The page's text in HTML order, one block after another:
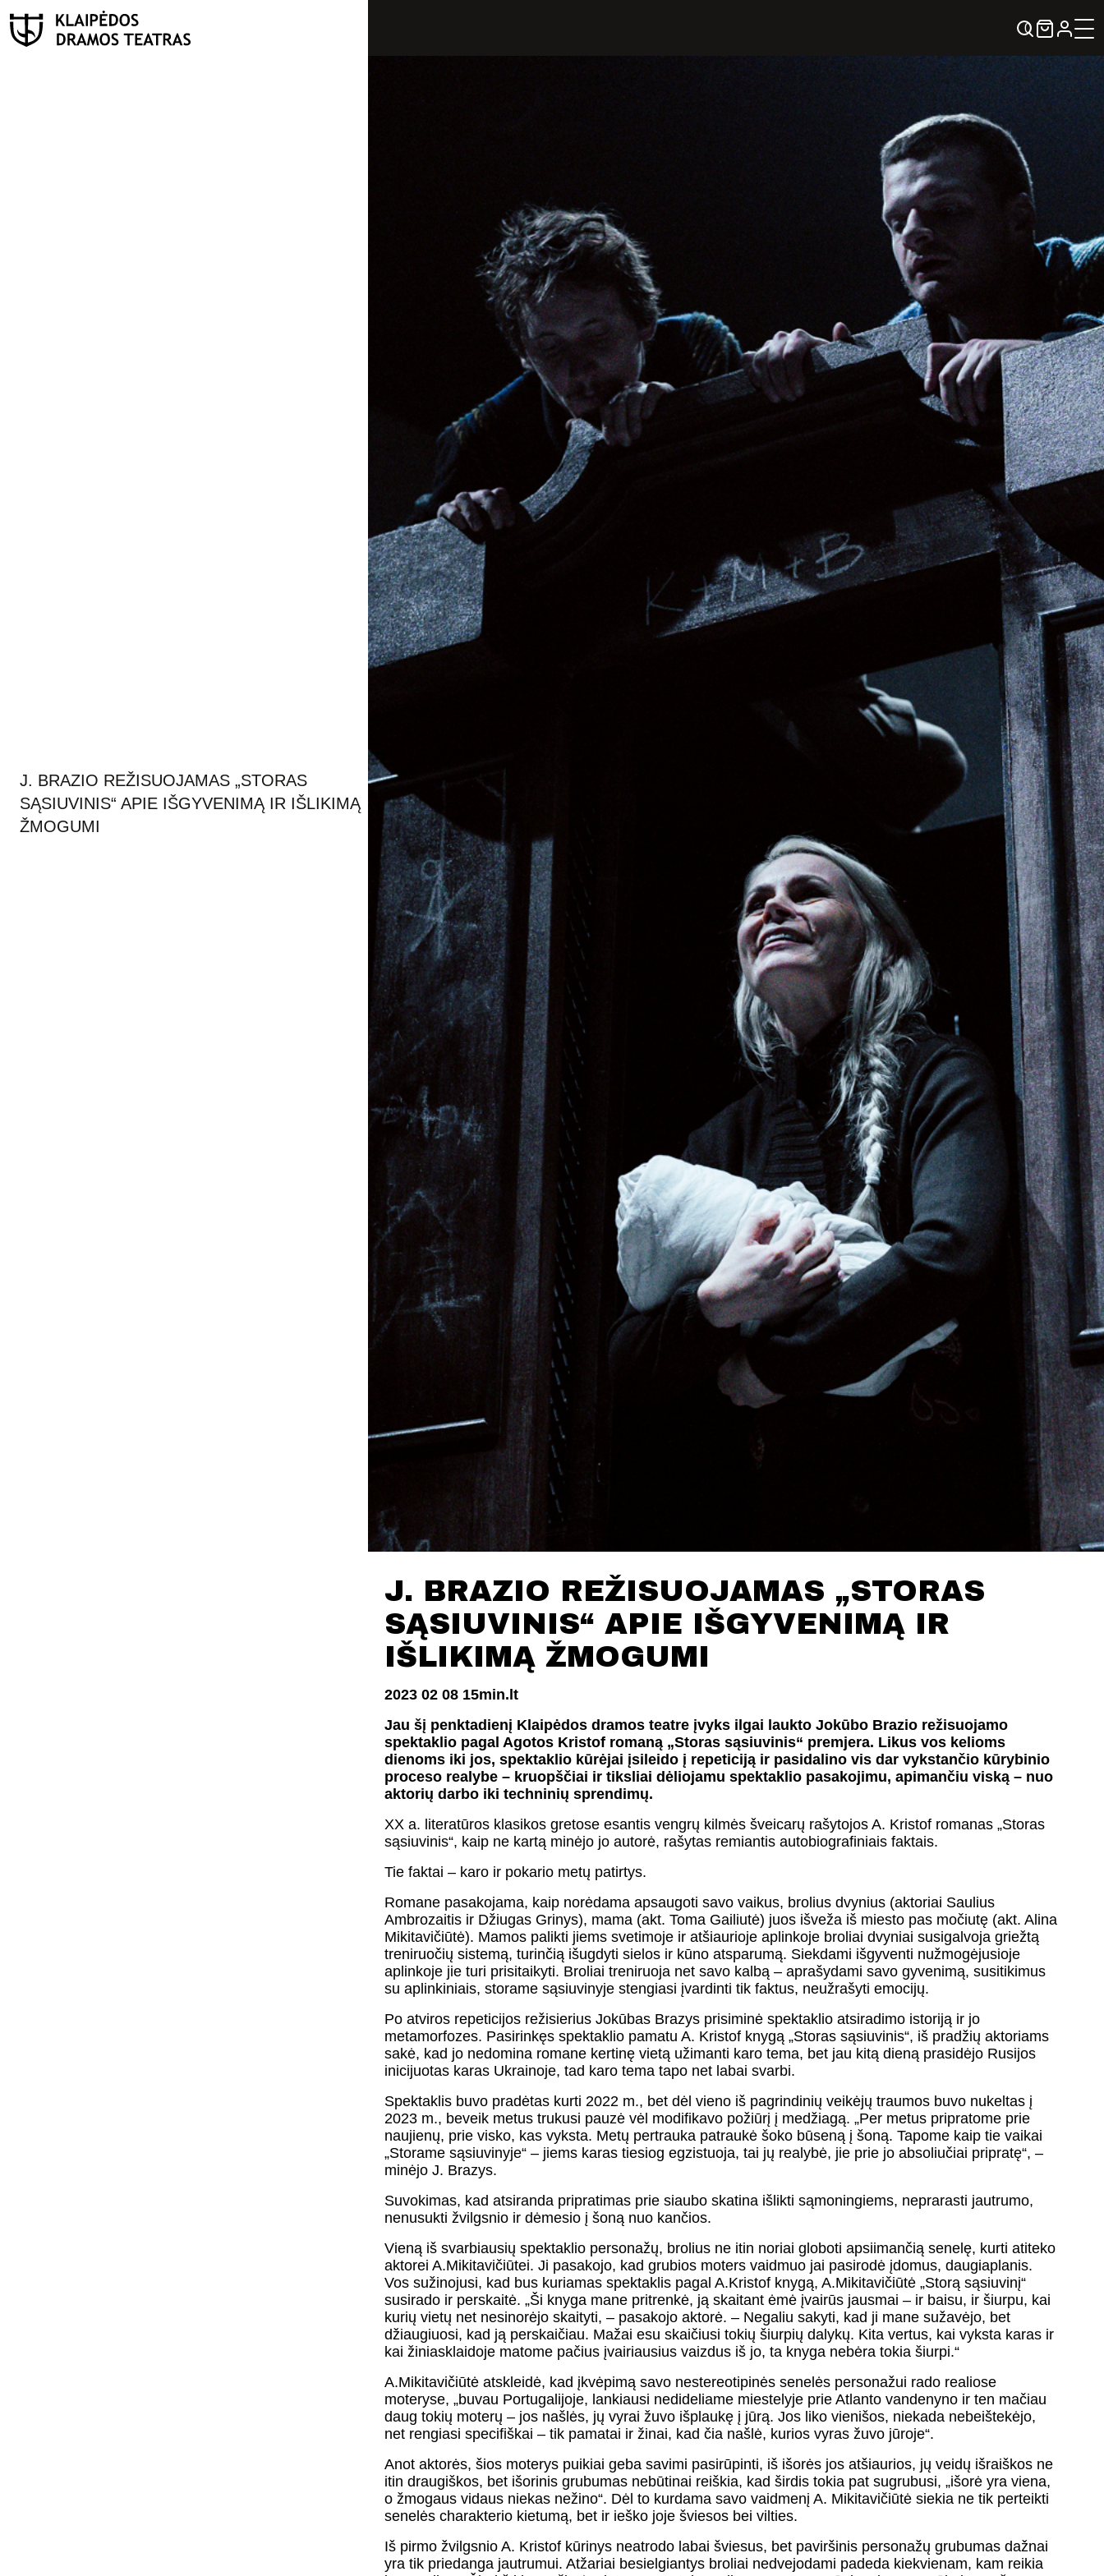
0
KREPŠELIS
DOVANŲ KUPONAS
BILIETAI IR NUOLAIDOS
INFORMACIJA ASMENIMS SU
KAVINĖ „DRAMA-CHA-CHA”
VAIKŲ TEATRO STUDIJA
KARJERA IR SAVANORYSTĖ
= PRISIJUNGTI
J. BRAZIO REŽISUOJAMAS „STORAS
SĄSIUVINIS“ APIE IŠGYVENIMĄ IR IŠLIKIMĄ
ŽMOGUMI
J. BRAZIO REŽISUOJAMAS „STORAS
SĄSIUVINIS“ APIE IŠGYVENIMĄ IR
IŠLIKIMĄ ŽMOGUMI
2023 02 08 15min.lt
Jau šį penktadienį Klaipėdos dramos teatre įvyks ilgai laukto Jokūbo Brazio režisuojamo
spektaklio pagal Agotos Kristof romaną „Storas sąsiuvinis“ premjera. Likus vos kelioms
dienoms iki jos, spektaklio kūrėjai įsileido į repeticiją ir pasidalino vis dar vykstančio kūrybinio
proceso realybe – kruopščiai ir tiksliai dėliojamu spektaklio pasakojimu, apimančiu viską – nuo
aktorių darbo iki techninių sprendimų.
XX a. literatūros klasikos gretose esantis vengrų kilmės šveicarų rašytojos A. Kristof romanas „Storas
sąsiuvinis“, kaip ne kartą minėjo jo autorė, rašytas remiantis autobiografiniais faktais.
Tie faktai – karo ir pokario metų patirtys.
Romane pasakojama, kaip norėdama apsaugoti savo vaikus, brolius dvynius (aktoriai Saulius
Ambrozaitis ir Džiugas Grinys), mama (akt. Toma Gailiutė) juos išveža iš miesto pas močiutę (akt. Alina
Mikitavičiūtė). Mamos palikti jiems svetimoje ir atšiaurioje aplinkoje broliai dvyniai susigalvoja griežtą
treniruočių sistemą, turinčią išugdyti sielos ir kūno atsparumą. Siekdami išgyventi nužmogėjusioje
aplinkoje jie turi prisitaikyti. Broliai treniruoja net savo kalbą – aprašydami savo gyvenimą, susitikimus
su aplinkiniais, storame sąsiuvinyje stengiasi įvardinti tik faktus, neužrašyti emocijų.
Po atviros repeticijos režisierius Jokūbas Brazys prisiminė spektaklio atsiradimo istoriją ir jo
metamorfozes. Pasirinkęs spektaklio pamatu A. Kristof knygą „Storas sąsiuvinis“, iš pradžių aktoriams
sakė, kad jo nedomina romane kertinę vietą užimanti karo tema, bet jau kitą dieną prasidėjo Rusijos
inicijuotas karas Ukrainoje, tad karo tema tapo net labai svarbi.
Spektaklis buvo pradėtas kurti 2022 m., bet dėl vieno iš pagrindinių veikėjų traumos buvo nukeltas į
2023 m., beveik metus trukusi pauzė vėl modifikavo požiūrį į medžiagą. „Per metus pripratome prie
naujienų, prie visko, kas vyksta. Metų pertrauka patraukė šoko būseną į šoną. Tapome kaip tie vaikai
„Storame sąsiuvinyje“ – jiems karas tiesiog egzistuoja, tai jų realybė, jie prie jo absoliučiai pripratę“, –
minėjo J. Brazys.
Suvokimas, kad atsiranda pripratimas prie siaubo skatina išlikti sąmoningiems, neprarasti jautrumo,
nenusukti žvilgsnio ir dėmesio į šoną nuo kančios.
Vieną iš svarbiausių spektaklio personažų, brolius ne itin noriai globoti apsiimančią senelę, kurti atiteko
aktorei A.Mikitavičiūtei. Ji pasakojo, kad grubios moters vaidmuo jai pasirodė įdomus, daugiaplanis.
Vos sužinojusi, kad bus kuriamas spektaklis pagal A.Kristof knygą, A.Mikitavičiūtė „Storą sąsiuvinį“
susirado ir perskaitė. „Ši knyga mane pritrenkė, ją skaitant ėmė įvairūs jausmai – ir baisu, ir šiurpu, kai
kurių vietų net nesinorėjo skaityti, – pasakojo aktorė. – Negaliu sakyti, kad ji mane sužavėjo, bet
džiaugiuosi, kad ją perskaičiau. Mažai esu skaičiusi tokių šiurpių dalykų. Kita vertus, kai vyksta karas ir
kai žiniasklaidoje matome pačius įvairiausius vaizdus iš jo, ta knyga nebėra tokia šiurpi.“
A.Mikitavičiūtė atskleidė, kad įkvėpimą savo nestereotipinės senelės personažui rado realiose
moteryse, „buvau Portugalijoje, lankiausi nedideliame miestelyje prie Atlanto vandenyno ir ten mačiau
daug tokių moterų – jos našlės, jų vyrai žuvo išplaukę į jūrą. Jos liko vienišos, niekada nebeištekėjo,
net rengiasi specifiškai – tik pamatai ir žinai, kad čia našlė, kurios vyras žuvo jūroje“.
Anot aktorės, šios moterys puikiai geba savimi pasirūpinti, iš išorės jos atšiaurios, jų veidų išraiškos ne
itin draugiškos, bet išorinis grubumas nebūtinai reiškia, kad širdis tokia pat sugrubusi, „išorė yra viena,
o žmogaus vidaus niekas nežino“. Dėl to kurdama savo vaidmenį A. Mikitavičiūtė siekia ne tik perteikti
senelės charakterio kietumą, bet ir ieško joje šviesos bei vilties.
Iš pirmo žvilgsnio A. Kristof kūrinys neatrodo labai šviesus, bet paviršinis personažų grubumas dažnai
yra tik priedanga jautrumui. Atžariai besielgiantys broliai nedvejodami padeda kiekvienam, kam reikia